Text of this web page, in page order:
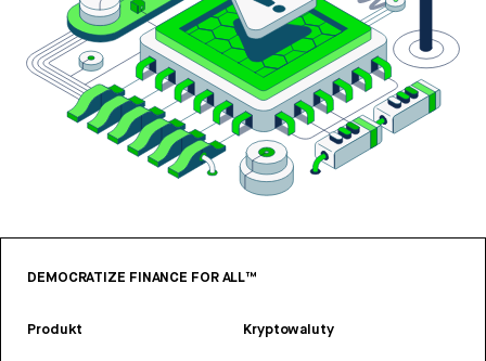
DEMOCRATIZE FINANCE FOR ALL™
Produkt Kryptowaluty